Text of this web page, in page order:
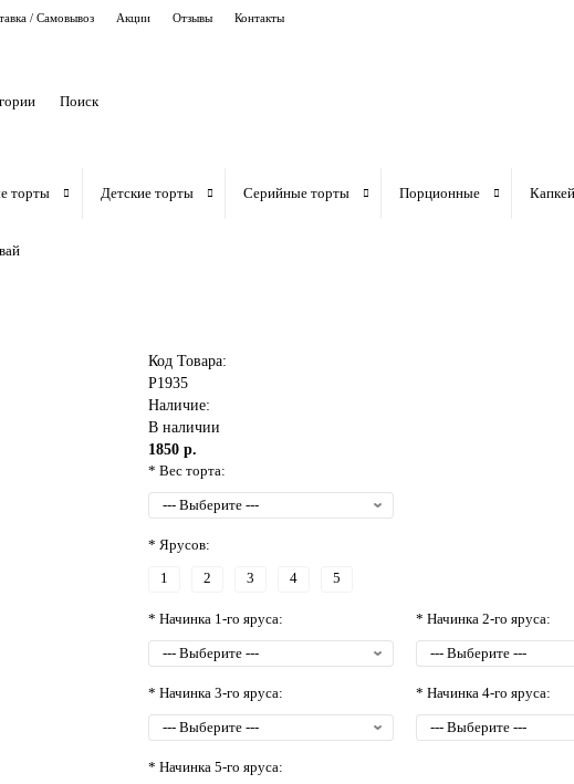
/ Самовывоз Акции Отзывы Контакты
торты Детские торты Серийные торты Порционные
Код Товара:
P1935
Наличие:
В наличии
1850 р.
* Вес торта:
* Ярусов:
1 2 3 4 5
* Начинка 1-го яруса: * Начинка 2-го яруса:
* Начинка 3-го яруса: * Начинка 4-го яруса:
* Начинка 5-го яруса: